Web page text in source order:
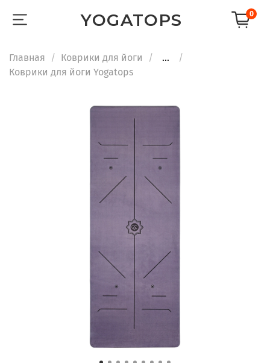
YOGATOPS 0
Главная Коврики для йоги
...
Коврики для йоги Yogatops